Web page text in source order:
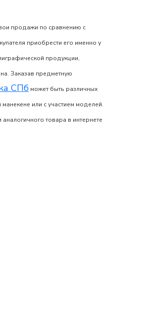
продажи по сравнению с
приобрести его именно у
продукции,
Заказав предметную
СПб может быть различных
или с участием моделей.
аналогичного товара в интернете